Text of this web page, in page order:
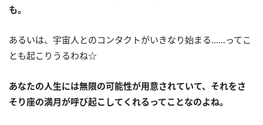
も。
あるいは、宇宙人とのコンタクトがいきなり始まる……ってこ
とも起こりうるわね☆
あなたの人生には無限の可能性が用意されていて、それをさ
そり座の満月が呼び起こしてくれるってことなのよね。